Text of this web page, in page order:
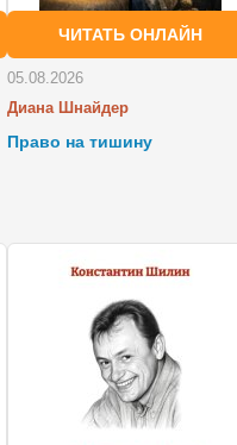
ЧИТАТЬ ОНЛАЙН
05.08.2026
Диана Шнайдер
Право на тишину